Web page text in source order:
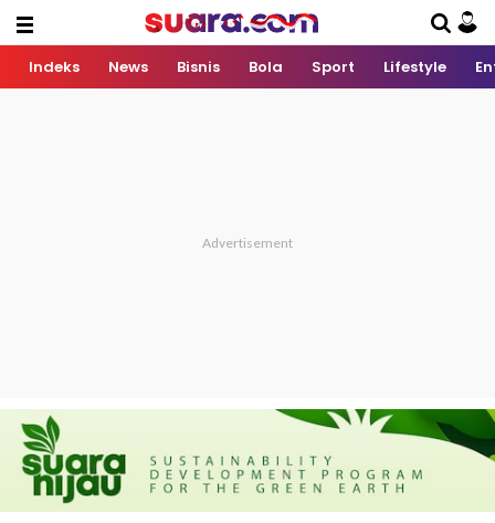
Indeks News Bisnis Bola Sport Lifestyle